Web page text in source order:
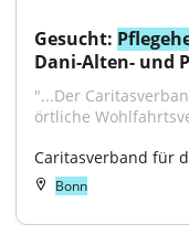
Gesucht:
Dani-Alten- und
"...Der
örtliche
Caritasverband für
Bonn